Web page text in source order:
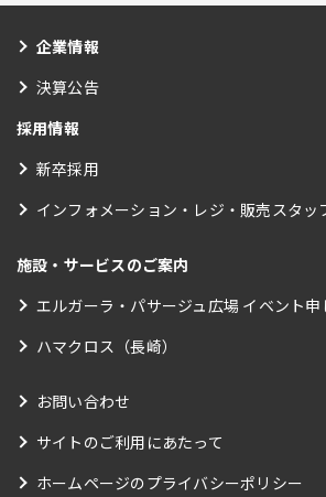
企業情報
決算公告
採用情報
新卒採用
インフォメーション・レジ・販売スタッ
施設・サービスのご案内
エルガーラ・パサージュ広場 イベント申
ハマクロス（長崎）
お問い合わせ
サイトのご利用にあたって
ホームページのプライバシーポリシー